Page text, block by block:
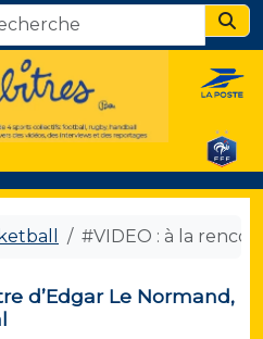
#VIDEO : à la
d’Edgar Le Normand,